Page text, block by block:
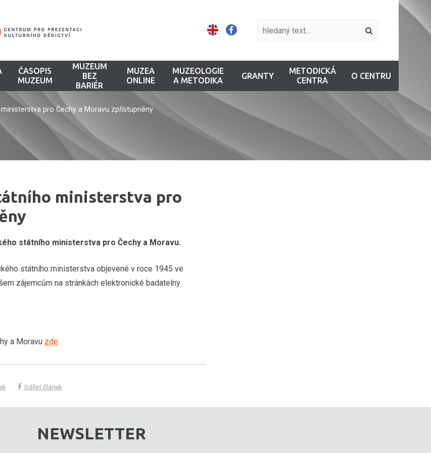
ČASOPIS
MUZEUM
MUZEUM
BEZ
BARIÉR
MUZEA
ONLINE
MUZEOLOGIE
A METODIKA
GRANTY
METODICKÁ
CENTRA
O CENTRU
pro Čechy a Moravu zpřístupněny
ministerstva pro
státního ministerstva pro Čechy a Moravu.
státního ministerstva objevené v roce 1945 ve
zájemcům na stránkách elektronické badatelny
a Moravu zde
Sdílet článek
NEWSLETTER